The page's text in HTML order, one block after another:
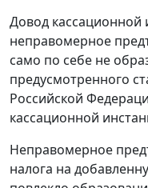
Довод кассационной
неправомерное
само по себе не
предусмотренного
Российской
кассационной
Неправомерное
налога на